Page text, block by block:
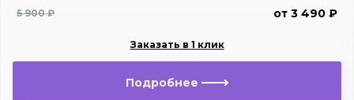
5 900 ₽
от 3 490 ₽
Заказать в 1 клик
Подробнее